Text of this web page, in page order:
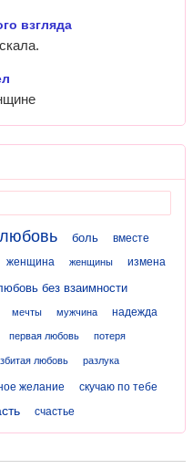
взгляда
боль вместе
женщина женщины измена
без взаимности
мечты мужчина надежда
первая любовь потеря
любовь разлука
желание скучаю по тебе
счастье